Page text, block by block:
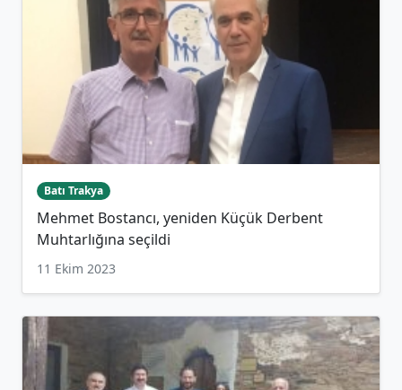
Batı Trakya
Mehmet Bostancı, yeniden Küçük Derbent
Muhtarlığına seçildi
11 Ekim 2023